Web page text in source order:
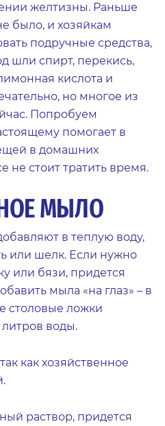
желтизны. Раньше
было, и хозяйкам
подручные средства,
шли спирт, перекись,
кислота и
но многое из
Попробуем
помогает в
в домашних
не стоит тратить время.
МЫЛО
в теплую воду,
или шелк. Если нужно
или бязи, придется
мыла «на глаз» – в
столовые ложки
воды.
как хозяйственное
раствор, придется